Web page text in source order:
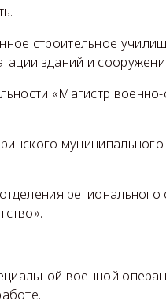
строительное
зданий и
«Магистр
муниципального
регионального
военной